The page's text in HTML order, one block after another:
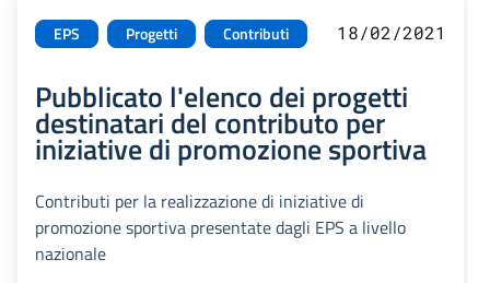
EPS Progetti Contributi 18/02/2021
Pubblicato l'elenco dei progetti
destinatari del contributo per
iniziative di promozione sportiva
Contributi per la realizzazione di iniziative di
promozione sportiva presentate dagli EPS a livello
nazionale